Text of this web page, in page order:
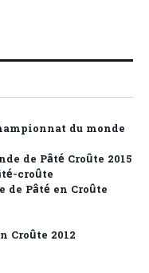
du monde
de Pâté Croûte 2015
croûte
de Pâté en Croûte
Croûte 2012